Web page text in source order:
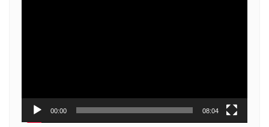
00:00 08:04